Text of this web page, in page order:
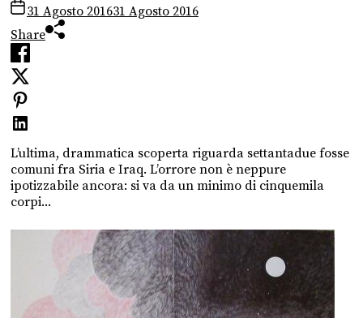
31 Agosto 201631 Agosto 2016
Share
L’ultima, drammatica scoperta riguarda settantadue fosse
comuni fra Siria e Iraq. L’orrore non è neppure
ipotizzabile ancora: si va da un minimo di cinquemila
corpi...